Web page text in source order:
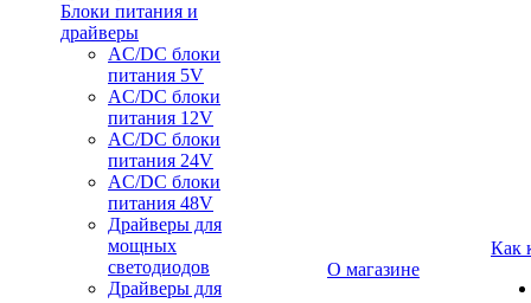
Блоки питания и
драйверы
AC/DC блоки
питания 5V
AC/DC блоки
питания 12V
AC/DC блоки
питания 24V
AC/DC блоки
питания 48V
Драйверы для
мощных
светодиодов
Драйверы для
О магазине
Как